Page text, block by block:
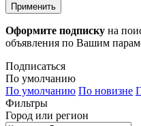
Применить
Оформите подписку на
объявления по Вашим
Подписаться
По умолчанию
По умолчанию По новизне
Фильтры
Город или регион